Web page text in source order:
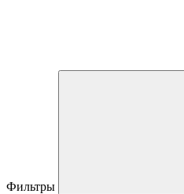
Фильтры